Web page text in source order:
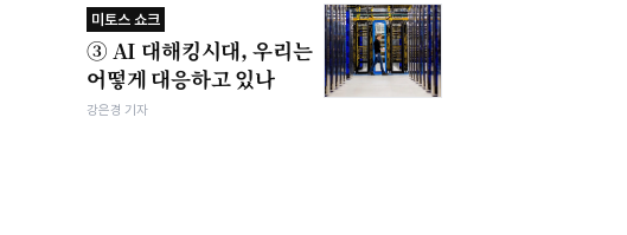
미토스 쇼크
③ AI 대해킹시대, 우리는
어떻게 대응하고 있나
강은경 기자